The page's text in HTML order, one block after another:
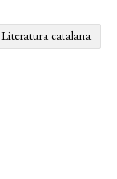
Literatura catalana